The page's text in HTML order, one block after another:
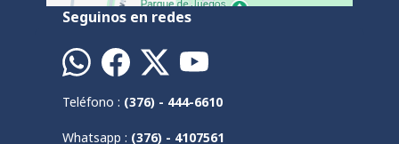
Seguinos en redes
Teléfono : (376) - 444-6610
Whatsapp : (376) - 4107561